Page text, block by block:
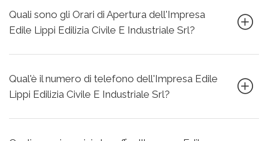
Quali sono gli Orari di Apertura dell'Impresa
Edile Lippi Edilizia Civile E Industriale Srl?
Qual'è il numero di telefono dell'Impresa Edile
Lippi Edilizia Civile E Industriale Srl?